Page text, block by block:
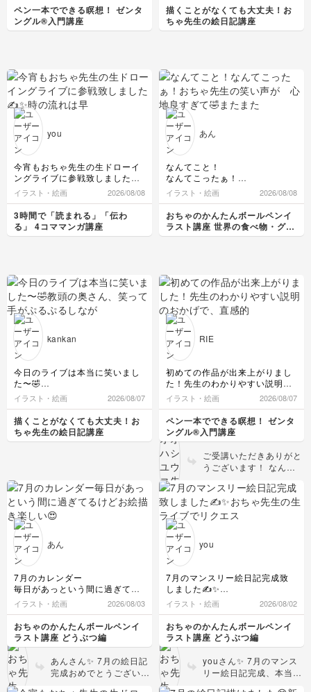
した。先生の影の入れ方の説明
がためになりました！
ペン一本でできる瞑想！ ゼンタ
ングル®入門講座
す！
私はまだまだ新参者なのでイラ
ストを描くことに必死です。
描くことがなくても大丈夫！お
ちゃ先生の絵日記講座
you
今宵もおちゃ先生の生ドローイ
ングライブに参戦致しました✍️
✨
時の流れは早いの描き😆皆さん
のアイデアの共有で生まれた描
きでとってもワクワクして楽し
かったです〜✨ありがとうござ
変えたり、肩が張りすぎていて
肩パットはとりはずして制服き
てました話は、ここじゃないと
知り得ない先生にまつわるお話
でレア感めちゃくちゃありまし
た〜😁✨素敵な時間をありがと
うございました🙏✨
家族カルタも笑えるキャラ爆誕
しましたね😆先生から湧き出る
アイデアに今宵も大爆笑でござ
いました😆😆😆楽しすぎた〜🥰
✨
来週は金曜日はおやすみとのこ
と。また、振替のお知らせお待
ちしております🖐️
イラスト・絵画 2026/08/08
3時間で「読まれる」「伝わ
る」 4コママンガ講座
あん
なんてこと！
なんてこったぁ！
おちゃ先生の笑い声が 心地良
すぎて🤣またまた、寝落ち💤
この時間も私にとっては最高の
癒しなんだな（笑）
イラスト・絵画 2026/08/08
おちゃのかんたんボールペンイ
ラスト講座 世界の食べ物・グル
メ編
kankan
今日のライブは本当に笑いまし
た〜🤣
教頭の奥さん、笑って手がぷる
ぷるしながら描きました👐
みなさんのコメントが楽しすぎ
て、先生のイラストもびっくり
の連続で、これだからやめられ
か、先生のおちゃめな発想が大
好きです💕
最後は眠くなっちゃいましたが
寝なくて笑えて、描けて、よか
ったです😆
楽しい時間を今日もありがとう
ございました🥰
またよろしくお願いいたします
イラスト・絵画 2026/08/07
描くことがなくても大丈夫！お
ちゃ先生の絵日記講座
RIE
初めての作品が出来上がりまし
た！先生のわかりやすい説明の
おかげで、直感的に手が動き、
書いている間は気持ちも鎮まっ
て、不思議な感覚でした。これ
から先が楽しみです。
イラスト・絵画 2026/08/07
ペン一本でできる瞑想！ ゼンタ
ングル®入門講座
ご受講いただきありがと
うございます！ なんて
❤どのタングルも丁寧に
描かれていて、黒の塗り
つぶしとコントラストが
きもしっかり表現されて
心が落ち着く感覚を楽し
んでいただけて何よりで
身のペースで楽しんで描
いていってくださいね♪
あん
7月のカレンダー
毎日があっという間に過ぎてる
けど
お絵描き楽しい😍
イラスト・絵画 2026/08/03
おちゃのかんたんボールペンイ
ラスト講座 どうぶつ編
あんさん✨ 7月の絵日記
完成おめでとうございま
you
7月のマンスリー絵日記完成致
しました✍️✨
おちゃ先生の生ライブでリクエ
ストして描いて頂いたものをマ
ンスリー絵日記に活かして描い
ております！おちゃ先生、いつ
もありがとうございます😊おか
げさまで、7月も充実したマン
スリー絵日記になりました✨
今月から、ヘンテコ数字を可愛
い乙女の子を描くことにしまし
イラスト・絵画 2026/08/02
おちゃのかんたんボールペンイ
ラスト講座 どうぶつ編
youさん✨ 7月のマンス
リー絵日記完成、本当に